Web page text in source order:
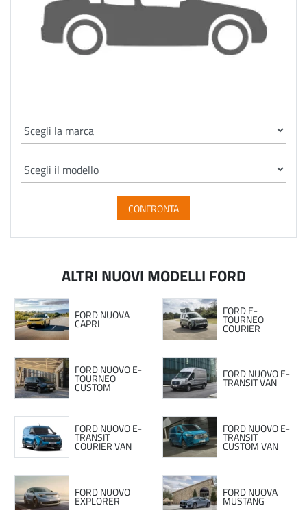
CONFRONTA
ALTRI NUOVI MODELLI FORD
FORD NUOVA
CAPRI
FORD E-
TOURNEO
COURIER
FORD NUOVO E-
TOURNEO
CUSTOM
FORD NUOVO E-
TRANSIT VAN
FORD NUOVO E-
TRANSIT
COURIER VAN
FORD NUOVO E-
TRANSIT
CUSTOM VAN
FORD NUOVO
EXPLORER
FORD NUOVA
MUSTANG